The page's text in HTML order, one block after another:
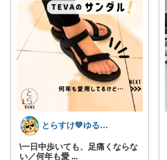
とらすけ💙ゆるミニマリストの愛用品
\一日中歩いても、足痛くならな
い／何年も愛 ...